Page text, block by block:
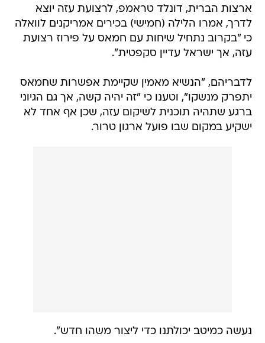
ארצות הברית, דונלד טראמפ, לרצועת עזה יוצא
לדרך, אמרו הלילה (חמישי) בכירים אמריקנים לוואלה
כי "בקרוב נתחיל שיחות עם חמאס על פירוז רצועת
עזה, אך ישראל עדיין סקפטית".
לדבריהם, "הנשיא מאמין שקיימת אפשרות שחמאס
יתפרק מנשקו", וטענו כי "זה יהיה קשה, אך גם הגיוני
ברגע שתהיה תוכנית לשיקום עזה, שכן אף אחד לא
ישקיע במקום שבו פועל ארגון טרור.
נעשה כמיטב יכולתנו כדי ליצור משהו חדש".